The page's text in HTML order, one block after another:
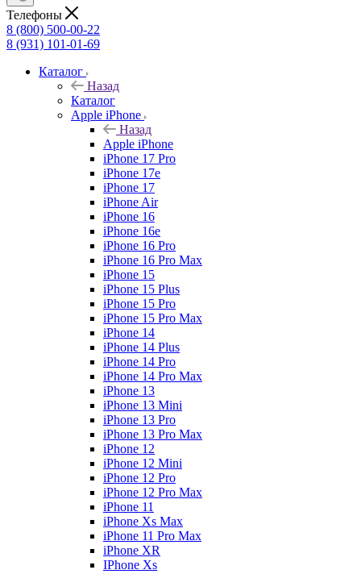
Телефоны
8 (800) 500-00-22
8 (931) 101-01-69
Каталог
Назад
Каталог
Apple iPhone
Назад
Apple iPhone
iPhone 17 Pro
iPhone 17e
iPhone 17
iPhone Air
iPhone 16
iPhone 16e
iPhone 16 Pro
iPhone 16 Pro Max
iPhone 15
iPhone 15 Plus
iPhone 15 Pro
iPhone 15 Pro Max
iPhone 14
iPhone 14 Plus
iPhone 14 Pro
iPhone 14 Pro Max
iPhone 13
iPhone 13 Mini
iPhone 13 Pro
iPhone 13 Pro Max
iPhone 12
iPhone 12 Mini
iPhone 12 Pro
iPhone 12 Pro Max
iPhone 11
iPhone Xs Max
iPhone 11 Pro Max
iPhone XR
IPhone Xs